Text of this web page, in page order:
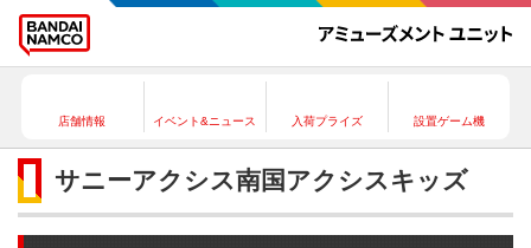
店舗情報 イベント&ニュース 入荷プライズ 設置ゲーム機
サニーアクシス南国アクシスキッズ